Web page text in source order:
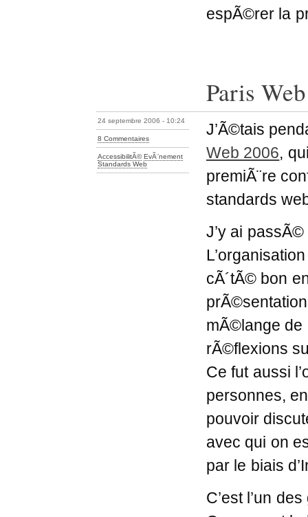
espÃ©rer la
Paris
24 septembre 2006 - 10:24
8 Commentaires
AccessibilitÃ© EvÃ¨nement
Standards Web
J’Ã©tais
Web 2006,
premiÃ¨re
standards
J’y ai
cÃ´tÃ© bon
mÃ©lange de
rÃ©flexions
Ce fut aussi
personnes,
pouvoir
avec qui on
par le biais
C’est l’un